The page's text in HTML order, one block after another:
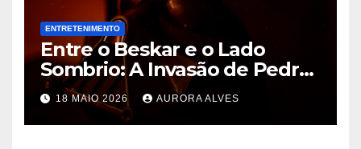
ENTRETENIMENTO
Entre o Beskar e o Lado
Sombrio: A Invasão de Pedro
Pascal na Disney e o Futuro
de Hayden Christensen em
Star Wars
18 MAIO 2026 AURORA ALVES